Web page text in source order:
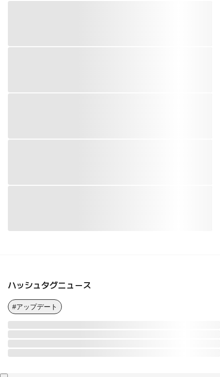
ハッシュタグニュース
#アップデート